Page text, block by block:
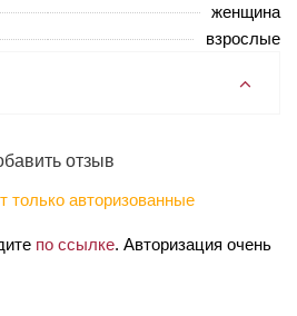
женщина
взрослые
отзыв
только авторизованные
по ссылке. Авторизация очень